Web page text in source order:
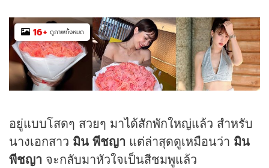
16+ ดูภาพทั้งหมด
อยู่แบบโสดๆ สวยๆ มาได้สักพักใหญ่แล้ว สำหรับ
นางเอกสาว มิน พีชญา แต่ล่าสุดดูเหมือนว่า มิน
พีชญา จะกลับมาหัวใจเป็นสีชมพูแล้ว